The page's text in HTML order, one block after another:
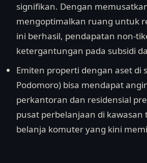
signifikan. Dengan
mengoptimalkan ruang untuk
ini berhasil, pendapatan non-
ketergantungan pada subsidi
Emiten properti dengan aset di
Podomoro) bisa mendapat
perkantoran dan residensial
pusat perbelanjaan di
belanja komuter yang kini